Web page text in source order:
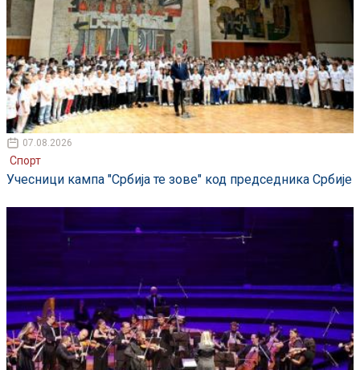
07.08.2026
Спорт
Учесници кампа "Србија те зове" код председника Србије